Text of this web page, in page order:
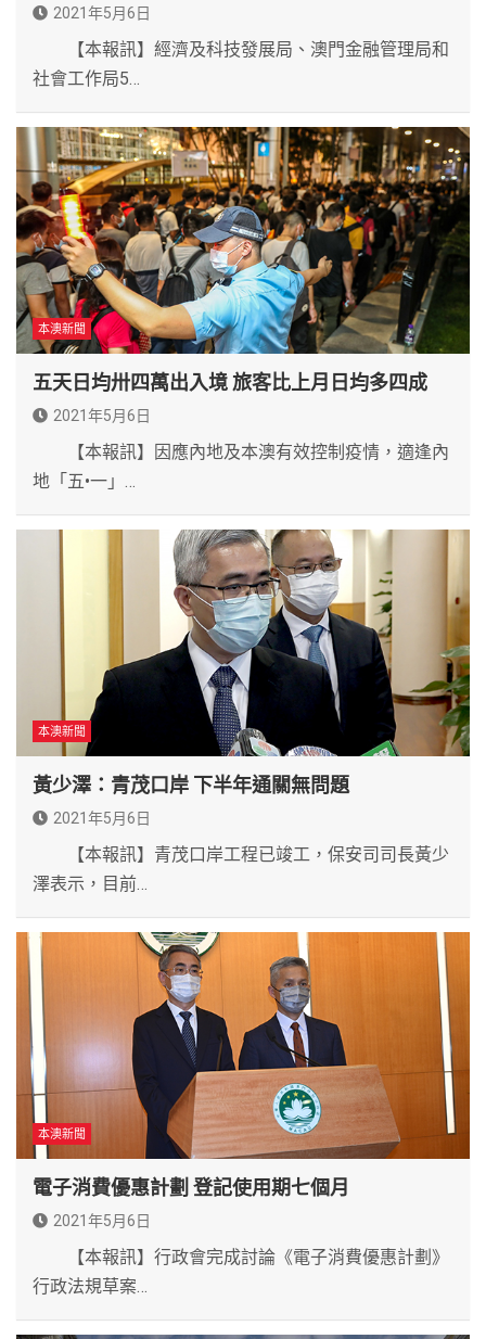
2021年5月6日
【本報訊】經濟及科技發展局、澳門金融管理局和
社會工作局5…
本澳新聞
五天日均卅四萬出入境 旅客比上月日均多四成
2021年5月6日
【本報訊】因應內地及本澳有效控制疫情，適逢內
地「五•一」…
本澳新聞
黃少澤：青茂口岸 下半年通關無問題
2021年5月6日
【本報訊】青茂口岸工程已竣工，保安司司長黃少
澤表示，目前…
本澳新聞
電子消費優惠計劃 登記使用期七個月
2021年5月6日
【本報訊】行政會完成討論《電子消費優惠計劃》
行政法規草案…